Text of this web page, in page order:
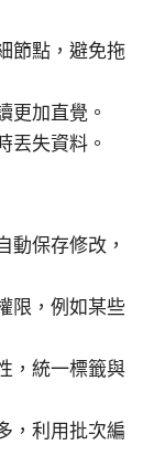
節點，避免拖
更加直覺。
丟失資料。
動保存修改，
限，例如某些
，統一標籤與
，利用批次編